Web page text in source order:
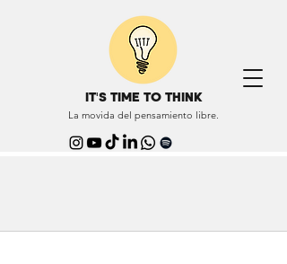
IT'S TIME TO THINK
La movida del pensamiento libre.